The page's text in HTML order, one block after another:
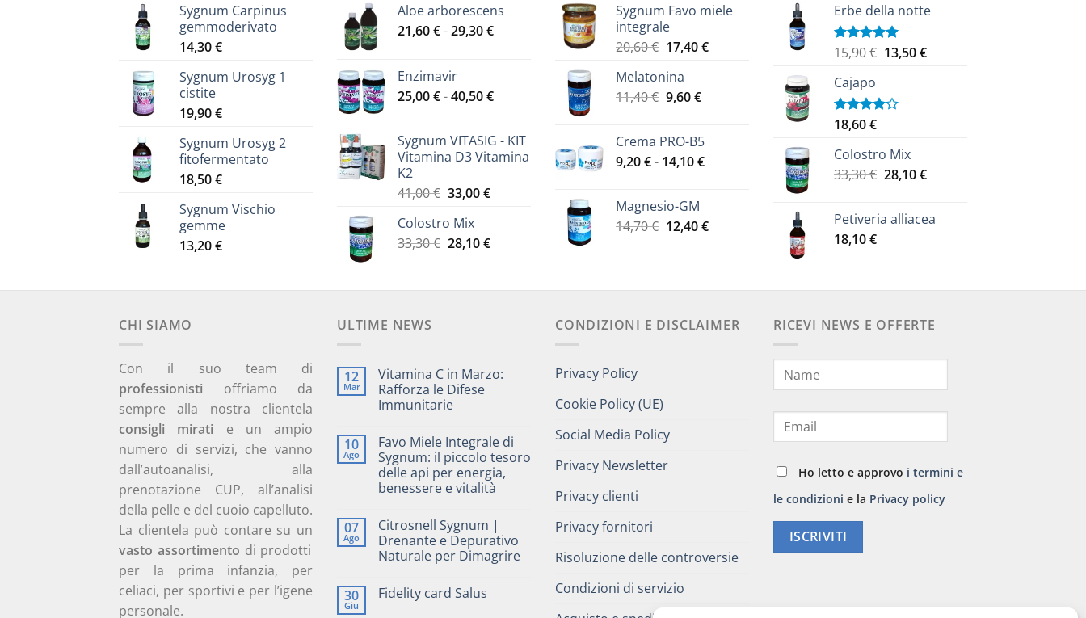
Sygnum Carpinus
gemmoderivato
14,30€
Sygnum Urosyg 1
cistite
19,90€
Sygnum Urosyg 2
fitofermentato
18,50€
Sygnum Vischio
gemme
13,20€
Aloe arborescens
21,60€-29,30€Fascia
21,60 €
29,30 €
Enzimavir
25,00€-40,50€Fascia
da
25,00 €
Sygnum VITASIG - KIT
Vitamina D3 Vitamina
K2
41,00€ Il
originale
era:
33,00€Il
è:
Colostro Mix
33,30€ Il
era:
28,10€Il
è:
Sygnum Favo miele
integrale
20,60€ Il
originale
era:
17,40€Il
Melatonina
11,40€ Il
era:
11,40 €.
9,60€Il
è:
9,60 €.
Crema PRO-B5
9,20€- 14,10€Fascia
9,20 €
Magnesio-GM
14,70€ Il
14,70 €.
12,40€Il
12,40 €.
Erbe della notte
Valutato
5.00
15,90€ Il
era:
13,50€Il
Cajapo
Valutato
4.00
5
18,60€
Colostro Mix
33,30€ Il
era:
28,10€Il
è:
Petiveria alliacea
18,10€
CHI SIAMO
Con il suo team di
professionisti offriamo da
sempre alla nostra clientela
consigli mirati e un ampio
numero di servizi, che vanno
dall’autoanalisi, alla
prenotazione CUP, all’analisi
della pelle e del cuoio capelluto.
La clientela può contare su un
vasto assortimento di prodotti
per la prima infanzia, per
celiaci, per sportivi e per l’igene
personale.
ULTIME NEWS
12
Mar
Vitamina C in Marzo:
Rafforza le Difese
Immunitarie
10
Ago
Favo Miele Integrale di
Sygnum: il piccolo tesoro
delle api per energia,
benessere e vitalità
07
Ago
Citrosnell Sygnum |
Drenante e Depurativo
Naturale per Dimagrire
30
Giu
Fidelity card Salus
CONDIZIONI E DISCLAIMER
Privacy Policy
Cookie Policy (UE)
Social Media Policy
Privacy Newsletter
Privacy clienti
Privacy fornitori
Risoluzione delle controversie
Condizioni di servizio
RICEVI NEWS E OFFERTE
Ho letto e approvo i termini e
le condizioni e la Privacy policy
ISCRIVITI